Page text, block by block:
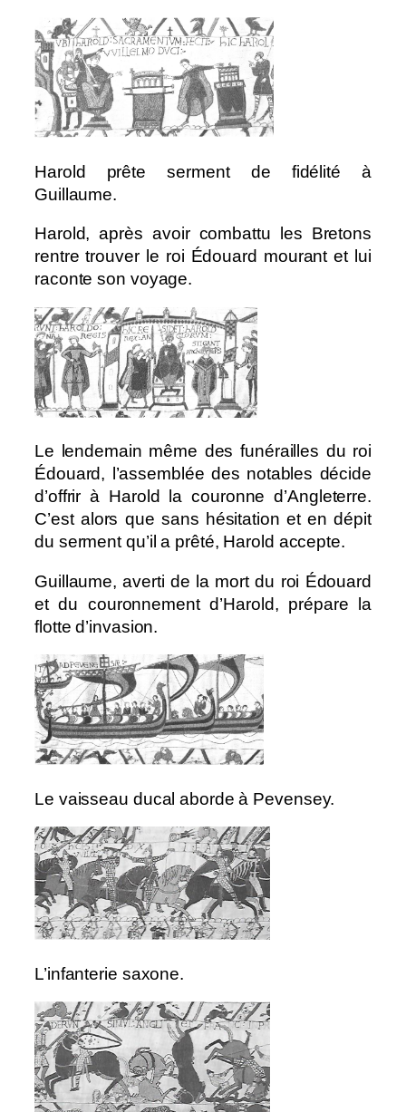
Harold prête serment de fidélité à
Guillaume.
Harold, après avoir combattu les Bretons
rentre trouver le roi Édouard mourant et lui
raconte son voyage.
Le lendemain même des funérailles du roi
Édouard, l’assemblée des notables décide
d’offrir à Harold la couronne d’Angleterre.
C’est alors que sans hésitation et en dépit
du serment qu’il a prêté, Harold accepte.
Guillaume, averti de la mort du roi Édouard
et du couronnement d’Harold, prépare la
flotte d’invasion.
Le vaisseau ducal aborde à Pevensey.
L’infanterie saxone.